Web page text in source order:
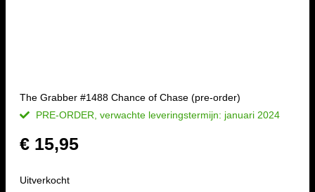
The Grabber #1488 Chance of Chase (pre-order)
PRE-ORDER, verwachte leveringstermijn: januari 2024
€ 15,95
Uitverkocht